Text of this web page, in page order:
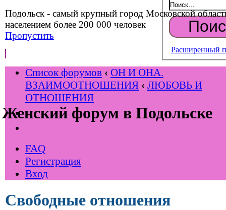
Подольск - самый крупный город Московской
населением более 200 000 человек
Пропустить
Женский форум в Подольске
Расширенный
Список форумов ‹ ОН И ОНА.
ВЗАИМООТНОШЕНИЯ ‹ ЛЮБОВЬ И
ОТНОШЕНИЯ
FAQ
Регистрация
Вход
Свободные отношения